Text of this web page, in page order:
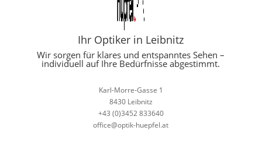
Ihr Optiker in Leibnitz
Wir sorgen für klares und entspanntes Sehen –
individuell auf Ihre Bedürfnisse abgestimmt.
Karl-Morre-Gasse 1
8430 Leibnitz
+43 (0)3452 833640
office@optik-huepfel.at